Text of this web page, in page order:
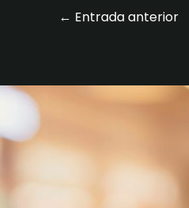
← Entrada anterior